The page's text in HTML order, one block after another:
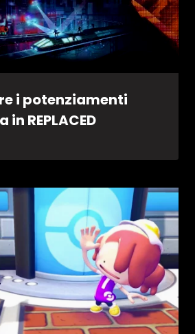
i potenziamenti
REPLACED